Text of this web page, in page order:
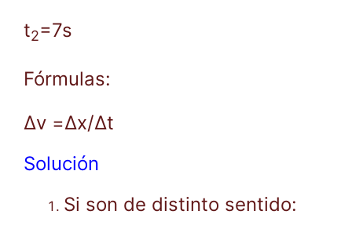
t2=7s
Fórmulas:
Δv =Δx/Δt
Solución
Si son de distinto sentido: